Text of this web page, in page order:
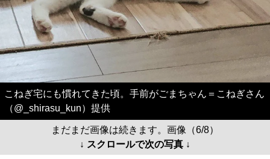
こねぎ宅にも慣れてきた頃。手前がごまちゃん＝こねぎさん
（@_shirasu_kun）提供
まだまだ画像は続きます。画像（6/8）
↓ スクロールで次の写真 ↓